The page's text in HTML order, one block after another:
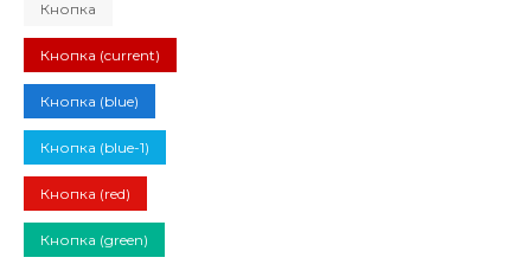
Кнопка
Кнопка (current)
Кнопка (blue)
Кнопка (blue-1)
Кнопка (red)
Кнопка (green)